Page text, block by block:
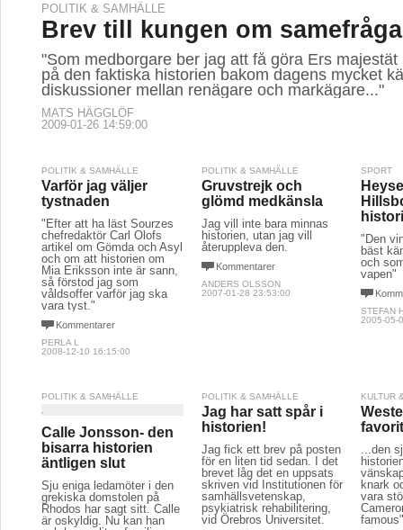
POLITIK & SAMHÄLLE
Brev till kungen om
"Som medborgare ber jag att få göra Ers majestät
på den faktiska historien bakom dagens mycket
diskussioner mellan renägare och markägare..."
MATS HÄGGLÖF
2009-01-26 14:59:00
POLITIK & SAMHÄLLE
Varför jag väljer
tystnaden
"Efter att ha läst Sourzes
chefredaktör Carl Olofs
artikel om Gömda och Asyl
och om att historien om
Mia Eriksson inte är sann,
så förstod jag som
våldsoffer varför jag ska
vara tyst."
Kommentarer
PERLA L
2008-12-10 16:15:00
POLITIK & SAMHÄLLE
Gruvstrejk och
glömd medkänsla
Jag vill inte bara minnas
historien, utan jag vill
återuppleva den.
Kommentarer
ANDERS OLSSON
2007-01-28 23:53:00
SPORT
"Den
bäst
och
vapen"
STEFAN
2005-05-
POLITIK & SAMHÄLLE
Calle Jonsson- den
bisarra historien
äntligen slut
Sju eniga ledamöter i den
grekiska domstolen på
Rhodos har sagt sitt. Calle
är oskyldig. Nu kan han
POLITIK & SAMHÄLLE
Jag har satt spår i
historien!
Jag fick ett brev på posten
för en liten tid sedan. I det
brevet låg det en uppsats
skriven vid Institutionen för
samhällsvetenskap,
psykiatrisk rehabilitering,
vid Örebros Universitet.
KULTUR
...den
knark
vara